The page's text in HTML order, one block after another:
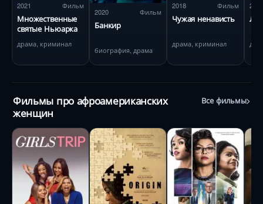
2021 Фильм
Множественные
святые Ньюарка
драма, криминал
2020 Фильм
Банкир
биография, драма
2018 Фильм
Чужая ненависть
драма, криминал
2019
Фильмы про афроамериканских
женщин
Все фильмы